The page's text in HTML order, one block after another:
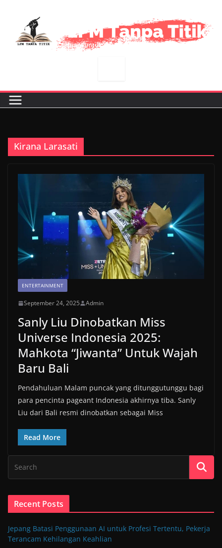
content
Kirana Larasati
ENTERTAINMENT
September 24, 2025 Admin
Sanly Liu Dinobatkan Miss
Universe Indonesia 2025:
Mahkota “Jiwanta” Untuk Wajah
Baru Bali
Pendahuluan Malam puncak yang ditunggu­tunggu bagi
para pencinta pageant Indonesia akhirnya tiba. Sanly
Liu dari Bali resmi dinobatkan sebagai Miss
Read More
Recent Posts
Jepang Batasi Penggunaan AI untuk Profesi Tertentu, Pekerja
Terancam Kehilangan Keahlian